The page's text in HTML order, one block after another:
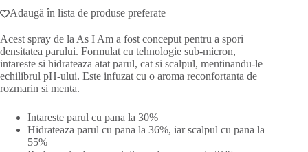
Adaugă în lista de produse preferate
Acest spray de la As I Am a fost conceput pentru a spori
densitatea parului. Formulat cu tehnologie sub-micron,
intareste si hidrateaza atat parul, cat si scalpul, mentinandu-le
echilibrul pH-ului. Este infuzat cu o aroma reconfortanta de
rozmarin si menta.
Intareste parul cu pana la 30%
Hidrateaza parul cu pana la 36%, iar scalpul cu pana la
55%